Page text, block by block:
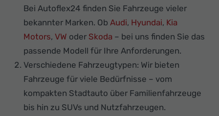
Bei Autoflex24 finden Sie Fahrzeuge vieler
bekannter Marken. Ob Audi, Hyundai, Kia
Motors, VW oder Skoda – bei uns finden Sie das
passende Modell für Ihre Anforderungen.
Verschiedene Fahrzeugtypen: Wir bieten
Fahrzeuge für viele Bedürfnisse – vom
kompakten Stadtauto über Familienfahrzeuge
bis hin zu SUVs und Nutzfahrzeugen.